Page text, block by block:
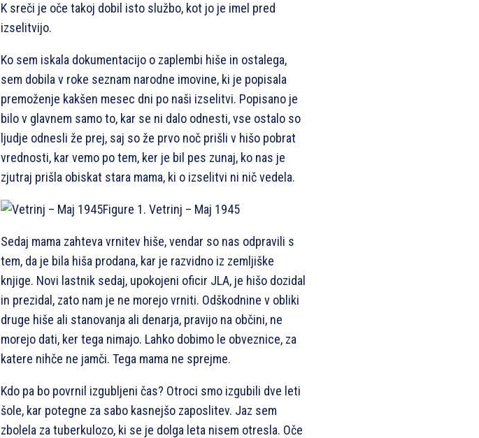
K sreči je oče takoj dobil isto službo, kot jo je imel pred
izselitvijo.
Ko sem iskala dokumentacijo o zaplembi hiše in ostalega,
sem dobila v roke seznam narodne imovine, ki je popisala
premoženje kakšen mesec dni po naši izselitvi. Popisano je
bilo v glavnem samo to, kar se ni dalo odnesti, vse ostalo so
ljudje odnesli že prej, saj so že prvo noč prišli v hišo pobrat
vrednosti, kar vemo po tem, ker je bil pes zunaj, ko nas je
zjutraj prišla obiskat stara mama, ki o izselitvi ni nič vedela.
Figure 1. Vetrinj – Maj 1945
Sedaj mama zahteva vrnitev hiše, vendar so nas odpravili s
tem, da je bila hiša prodana, kar je razvidno iz zemljiške
knjige. Novi lastnik sedaj, upokojeni oficir JLA, je hišo dozidal
in prezidal, zato nam je ne morejo vrniti. Odškodnine v obliki
druge hiše ali stanovanja ali denarja, pravijo na občini, ne
morejo dati, ker tega nimajo. Lahko dobimo le obveznice, za
katere nihče ne jamči. Tega mama ne sprejme.
Kdo pa bo povrnil izgubljeni čas? Otroci smo izgubili dve leti
šole, kar potegne za sabo kasnejšo zaposlitev. Jaz sem
zbolela za tuberkulozo, ki se je dolga leta nisem otresla. Oče